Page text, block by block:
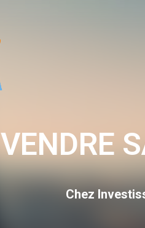
VENDRE
Chez